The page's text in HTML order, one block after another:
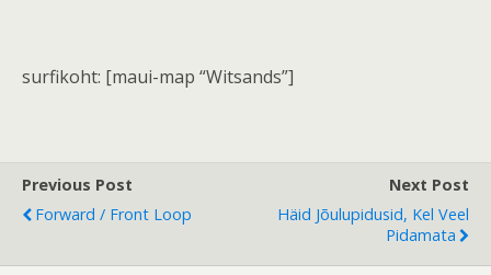
surfikoht: [maui-map “Witsands”]
Previous Post
Forward / Front Loop
Next Post
Häid Jõulupidusid, Kel Veel
Pidamata